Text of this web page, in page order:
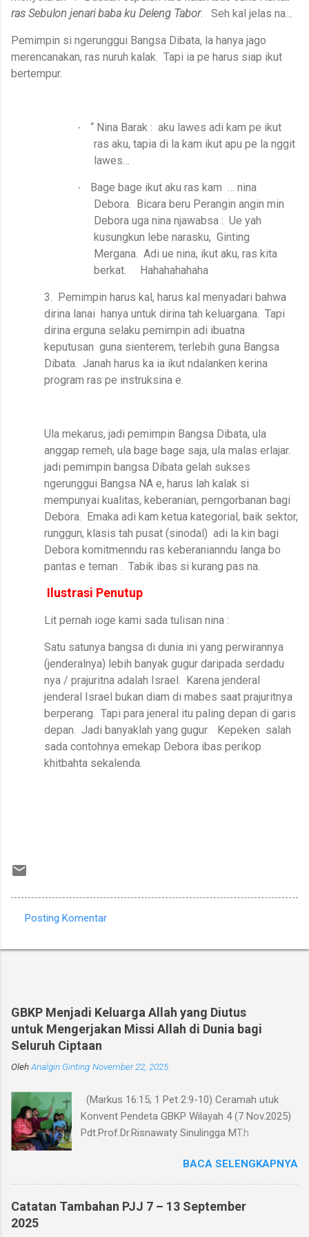
ras Sebulon jenari baba ku Deleng Tabor. Seh kal jelas na…
Pemimpin si ngerunggui Bangsa Dibata, la hanya jago
merencanakan, ras nuruh kalak. Tapi ia pe harus siap ikut
bertempur.
· “ Nina Barak : aku lawes adi kam pe ikut
ras aku, tapia di la kam ikut apu pe la nggit
lawes…
· Bage bage ikut aku ras kam … nina
Debora.
Bicara beru Perangin angin min
Debora uga nina njawabsa : Ue yah
kusungkun lebe narasku, Ginting
Mergana. Adi ue nina, ikut aku, ras kita
berkat.
Hahahahahaha
3. Pemimpin harus kal, harus kal menyadari bahwa
dirina lanai hanya untuk dirina tah keluargana. Tapi
dirina erguna selaku pemimpin adi ibuatna
keputusan guna sienterem, terlebih guna Bangsa
Dibata. Janah harus ka ia ikut ndalanken kerina
program ras pe instruksina e.
Ula mekarus, jadi pemimpin Bangsa Dibata, ula
anggap remeh, ula bage bage saja, ula malas erlajar.
jadi pemimpin bangsa Dibata gelah sukses
ngerunggui Bangsa NA e, harus lah kalak si
mempunyai kualitas, keberanian, perngorbanan bagi
Debora. Emaka adi kam ketua kategorial, baik sektor,
runggun, klasis tah pusat (sinodal) adi la kin bagi
Debora komitmenndu ras keberanianndu langa bo
pantas e teman . Tabik ibas si kurang pas na.
Ilustrasi Penutup
Lit pernah ioge kami sada tulisan nina :
Satu satunya bangsa di dunia ini yang perwirannya
(jenderalnya) lebih banyak gugur daripada serdadu
nya / prajuritna adalah Israel.
Karena jenderal
jenderal Israel bukan diam di mabes saat prajuritnya
berperang. Tapi para jeneral itu paling depan di garis
depan. Jadi banyaklah yang gugur. Kepeken salah
sada contohnya emekap Debora ibas perikop
khitbahta sekalenda.
o
n
t
a
r
Posting Komentar
GBKP Menjadi Keluarga Allah yang Diutus
untuk Mengerjakan Missi Allah di Dunia bagi
Seluruh Ciptaan
OlehAnalgin Ginting November 22, 2025
(Markus 16:15; 1 Pet 2:9-10) Ceramah utuk
Konvent Pendeta GBKP Wilayah 4 (7 Nov.2025)
Pdt.Prof.Dr.Risnawaty Sinulingga MT.h
kesempatan berharga saat ini dalam
menyampaikan ceramah tentang visi baru
gereja GBKP. Ceramah ini disampaikan menurut
perumusan visi, dianalisa berdasarkan teks
BACA SELENGKAPNYA
Catatan Tambahan PJJ 7 – 13 September
2025